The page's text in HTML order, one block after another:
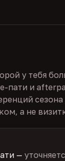
у тебя
пати и
сезона
а не
—